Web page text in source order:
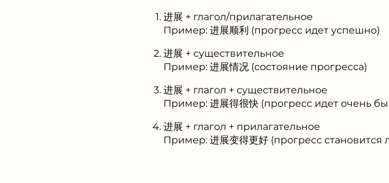
进展 + глагол/прилагательное
Пример: 进展顺利 (прогресс идет успешно)
进展 + существительное
Пример: 进展情况 (состояние прогресса)
进展 + глагол + существительное
Пример: 进展得很快 (прогресс идет очень
进展 + глагол + прилагательное
Пример: 进展变得更好 (прогресс становится